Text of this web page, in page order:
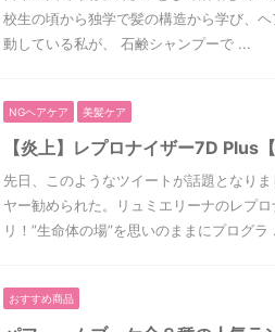
校生の頃から独学で髪の構造から学び、
動している私が、 石鹸シャンプーで ...
NGヘアケア 美髪ケア
【炎上】レプロナイザー7D Plus
先日、このようなツイートが話題となり
ヤー勧められた。リュミエリーナのレプ
リ！”生命体の場”を思いのままにプログラ
おすすめ商品